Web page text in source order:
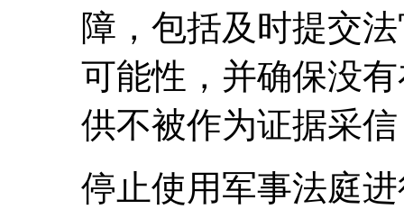
障，包括及时提交
可能性，并确保没
供不被作为证据采
停止使用军事法庭